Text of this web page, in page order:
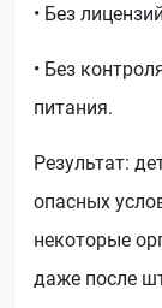
• Без
• Без
питания.
Результат:
опасных
некоторые
даже после